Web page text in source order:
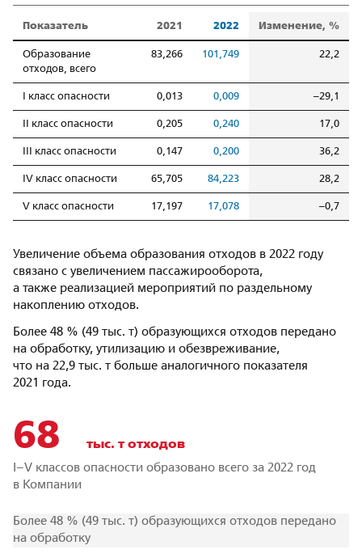
Показатель 2021 2022 Изменение, %
Образование
отходов, всего
83,266 101,749 22,2
I класс опасности 0,013 0,009 –29,1
II класс опасности 0,205 0,240 17,0
III класс опасности 0,147 0,200 36,2
IV класс опасности 65,705 84,223 28,2
V класс опасности 17,197 17,078 –0,7
Увеличение объема образования отходов в 2022 году
связано с увеличением пассажирооборота,
а также реализацией мероприятий по раздельному
накоплению отходов.
Более 48 % (49 тыс. т) образующихся отходов передано
на обработку, утилизацию и обезвреживание,
что на 22,9 тыс. т больше аналогичного показателя
2021 года.
79 тыс. т отходов
I–V классов опасности образовано всего за 2022 год
в Компании
Более 48 % (49 тыс. т) образующихся отходов передано
на обработку